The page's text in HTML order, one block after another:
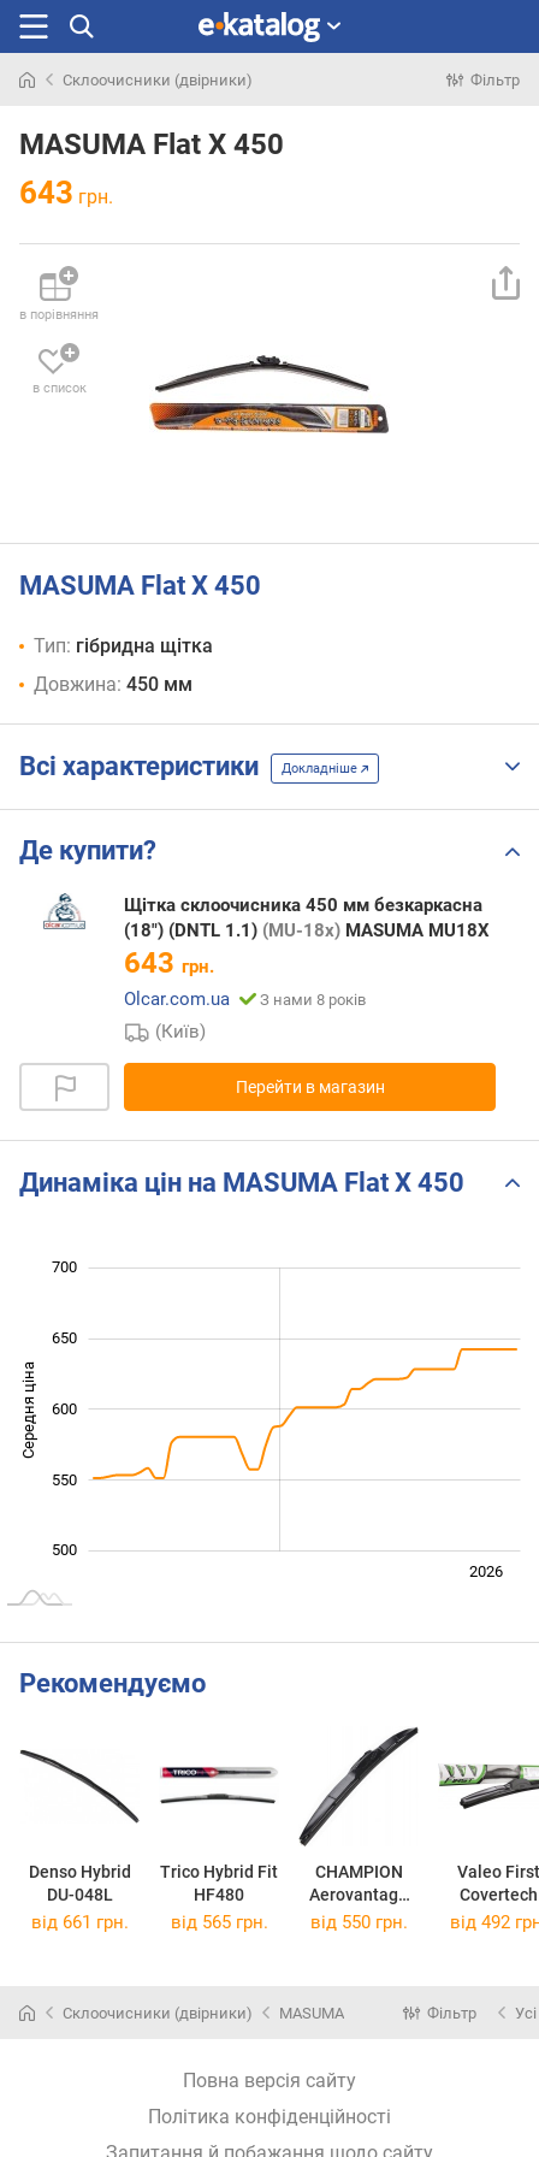
раніше
Склоочисники (двірники) Фільтр
MASUMA Flat X 450
643 грн.
в порівняння
в список
MASUMA Flat X 450
Тип: гібридна щітка
Довжина: 450 мм
Всі характеристики Докладніше
Де купити?
Щітка склоочисника 450 мм безкаркасна
(18") (DNTL 1.1) (MU-18x) MASUMA MU18X
643 грн.
Olcar.com.ua
З нами 8 років
(Київ)
Перейти в магазин
Динаміка цін на MASUMA Flat X 450
Середня ціна 500
500
700
600
650
550
2026
Рекомендуємо
Denso Hybrid
DU-048L
Trico Hybrid Fit
HF480
CHAMPION
Aerovantage
Hybrid AHL48
Valeo First
Covertech
VFH45
від 661 грн. від 565 грн. від 550 грн. від 492
Склоочисники (двірники) MASUMA Фільтр
Повна версія сайту
Політика конфіденційності